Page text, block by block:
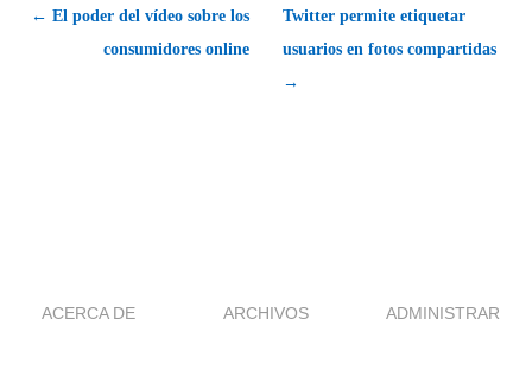
← El poder del vídeo sobre los
consumidores online
Twitter permite etiquetar
usuarios en fotos compartidas
→
ACERCA DE ARCHIVOS ADMINISTRAR